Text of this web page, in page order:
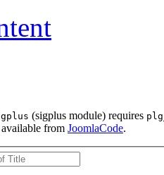
(sigplus module) requires
from JoomlaCode.